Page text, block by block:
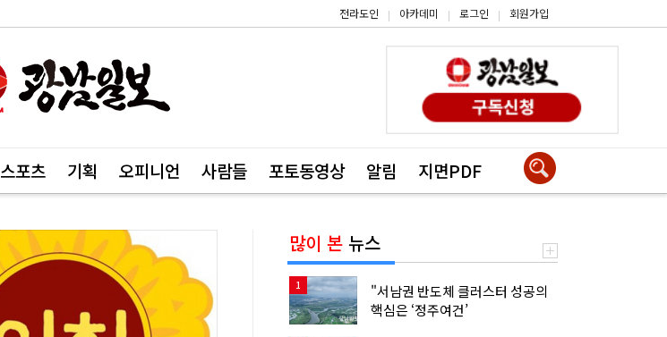
전라도인 | 아카데미 | 로그인 | 회원가입
스포츠 기획 오피니언 사람들 포토동영상 알림 지면PDF
많이 본 뉴스
1
"서남권 반도체 클러스터 성공의
핵심은 ‘정주여건’